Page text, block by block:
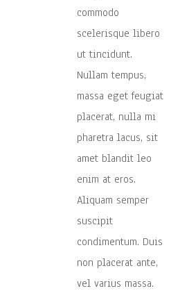
commodo
scelerisque libero
ut tincidunt.
Nullam tempus,
massa eget feugiat
placerat, nulla mi
pharetra lacus, sit
amet blandit leo
enim at eros.
Aliquam semper
suscipit
condimentum. Duis
non placerat ante,
vel varius massa.